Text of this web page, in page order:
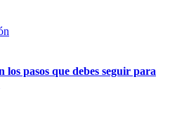
los pasos que debes seguir para